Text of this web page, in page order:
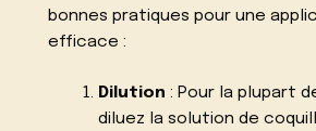
bonnes pratiques pour une
efficace :
Dilution : Pour la plupart
diluez la solution de